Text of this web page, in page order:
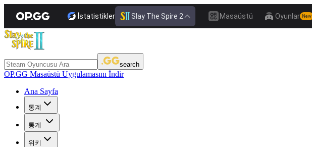
İstatistikler Slay The Spire 2 Masaüstü Oyunlar New
search
OP.GG Masaüstü Uygulamasını İndir
Ana Sayfa
통계
통계
위키